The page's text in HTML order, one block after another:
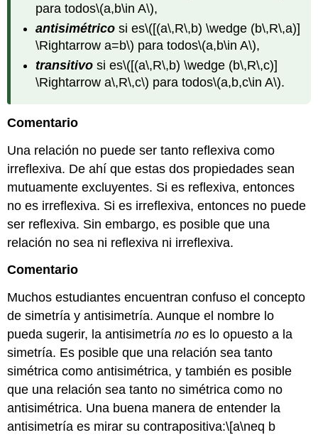
para todos\(a,b\in A\),
antisimétrico si es\([(a\,R\,b) \wedge (b\,R\,a)]
\Rightarrow a=b\) para todos\(a,b\in A\),
transitivo si es\([(a\,R\,b) \wedge (b\,R\,c)]
\Rightarrow a\,R\,c\) para todos\(a,b,c\in A\).
Comentario
Una relación no puede ser tanto reflexiva como
irreflexiva. De ahí que estas dos propiedades sean
mutuamente excluyentes. Si es reflexiva, entonces
no es irreflexiva. Si es irreflexiva, entonces no puede
ser reflexiva. Sin embargo, es posible que una
relación no sea ni reflexiva ni irreflexiva.
Comentario
Muchos estudiantes encuentran confuso el concepto
de simetría y antisimetría. Aunque el nombre lo
pueda sugerir, la antisimetríano es lo opuesto a la
simetría. Es posible que una relación sea tanto
simétrica como antisimétrica, y también es posible
que una relación sea tanto no simétrica como no
antisimétrica. Una buena manera de entender la
antisimetría es mirar su contrapositiva:\[a\neq b